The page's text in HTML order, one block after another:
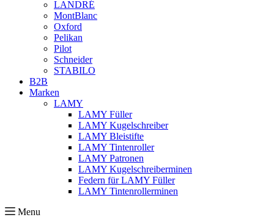
LANDRÉ
MontBlanc
Oxford
Pelikan
Pilot
Schneider
STABILO
B2B
Marken
LAMY
LAMY Füller
LAMY Kugelschreiber
LAMY Bleistifte
LAMY Tintenroller
LAMY Patronen
LAMY Kugelschreiberminen
Federn für LAMY Füller
LAMY Tintenrollerminen
Menu